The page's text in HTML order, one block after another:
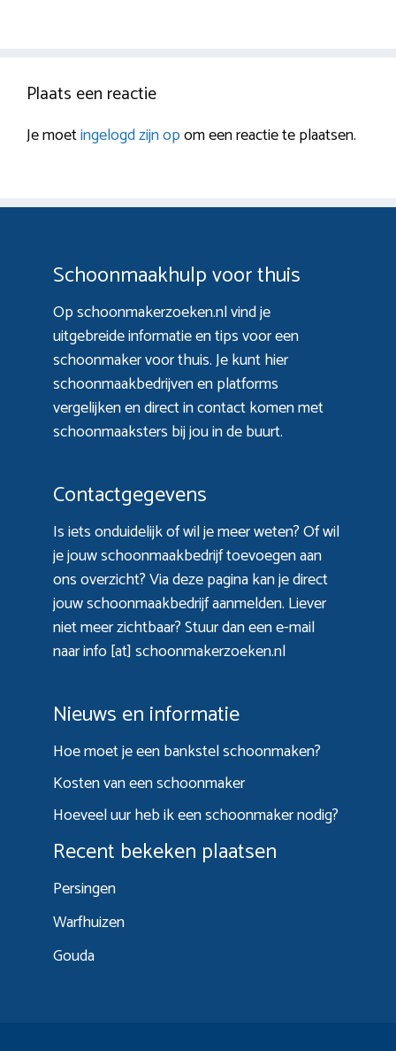
Plaats een reactie
Je moetingelogd zijn opom een reactie te plaatsen.
Schoonmaakhulp voor thuis
Op schoonmakerzoeken.nl vind je
uitgebreide informatie en tips voor een
schoonmaker voor thuis. Je kunt hier
schoonmaakbedrijven en platforms
vergelijken en direct in contact komen met
schoonmaaksters bij jou in de buurt.
Contactgegevens
Is iets onduidelijk of wil je meer weten? Of wil
je jouw schoonmaakbedrijf toevoegen aan
ons overzicht? Viadeze paginakan je direct
jouw schoonmaakbedrijf aanmelden. Liever
niet meer zichtbaar? Stuur dan een e-mail
naar info [at] schoonmakerzoeken.nl
Nieuws en informatie
Hoe moet je een bankstel schoonmaken?
Kosten van een schoonmaker
Hoeveel uur heb ik een schoonmaker nodig?
Recent bekeken plaatsen
Persingen
Warfhuizen
Gouda